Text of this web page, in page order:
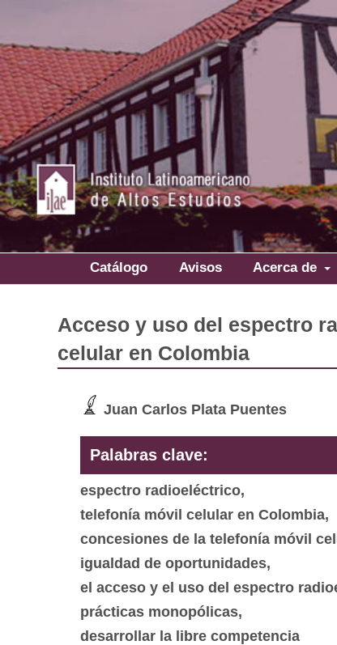
Catálogo Avisos Acerca de
Acceso y uso del espectro
celular en Colombia
Juan Carlos Plata Puentes
Palabras clave:
espectro radioeléctrico,
telefonía móvil celular en Colombia,
concesiones de la telefonía móvil
igualdad de oportunidades,
el acceso y el uso del espectro
prácticas monopólicas,
desarrollar la libre competencia